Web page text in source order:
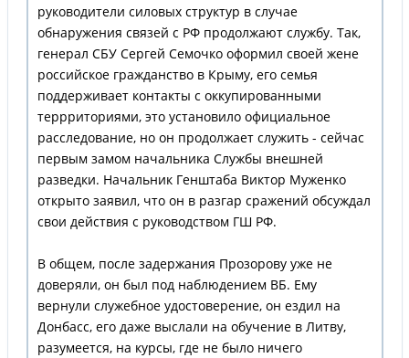
руководители силовых структур в случае
обнаружения связей с РФ продолжают службу. Так,
генерал СБУ Сергей Семочко оформил своей жене
российское гражданство в Крыму, его семья
поддерживает контакты с оккупированными
террриториями, это установило официальное
расследование, но он продолжает служить - сейчас
первым замом начальника Службы внешней
разведки. Начальник Генштаба Виктор Муженко
открыто заявил, что он в разгар сражений обсуждал
свои действия с руководством ГШ РФ.
В общем, после задержания Прозорову уже не
доверяли, он был под наблюдением ВБ. Ему
вернули служебное удостоверение, он ездил на
Донбасс, его даже выслали на обучение в Литву,
разумеется, на курсы, где не было ничего